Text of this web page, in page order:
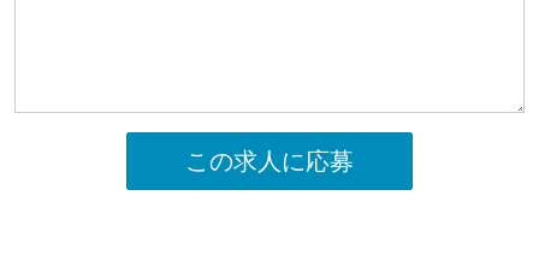
この求人に応募